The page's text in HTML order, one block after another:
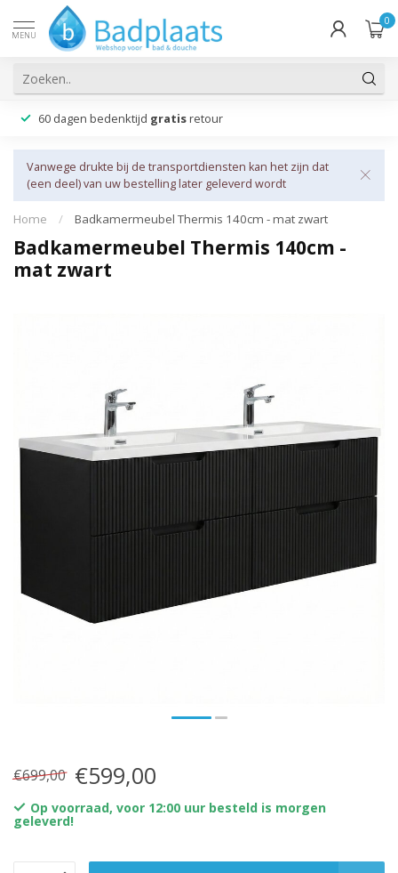
MENU
0
60 dagen bedenktijd gratis retour
Vanwege drukte bij de transportdiensten kan het zijn dat
(een deel) van uw bestelling later geleverd wordt
Home / Badkamermeubel Thermis 140cm - mat zwart
Badkamermeubel Thermis 140cm -
mat zwart
€699,00 €599,00
Op voorraad, voor 12:00 uur besteld is morgen
geleverd!